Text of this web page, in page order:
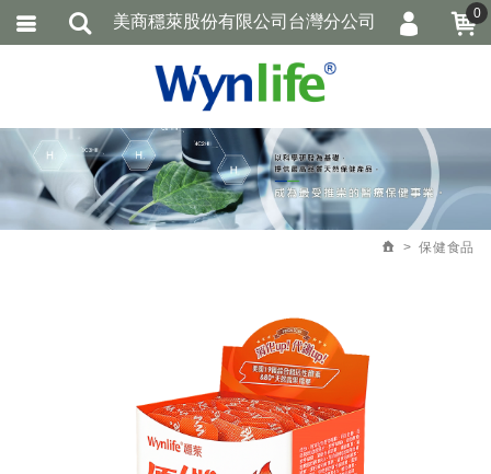
保健食品
美商穩萊股份有限公司台灣分公司 0
會員登入
加入會員
忘記密碼
訂單查詢
追蹤清單
繁體中文